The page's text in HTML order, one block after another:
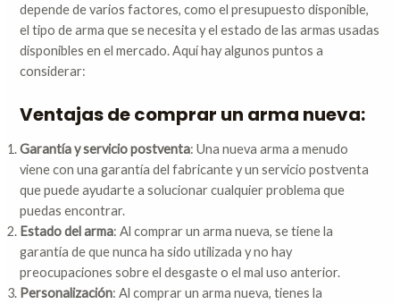
depende de varios factores, como el presupuesto disponible,
el tipo de arma que se necesita y el estado de las armas usadas
disponibles en el mercado. Aquí hay algunos puntos a
considerar:
Ventajas de comprar un arma nueva:
Garantía y servicio postventa: Una nueva arma a menudo
viene con una garantía del fabricante y un servicio postventa
que puede ayudarte a solucionar cualquier problema que
puedas encontrar.
Estado del arma: Al comprar un arma nueva, se tiene la
garantía de que nunca ha sido utilizada y no hay
preocupaciones sobre el desgaste o el mal uso anterior.
Personalización: Al comprar un arma nueva, tienes la